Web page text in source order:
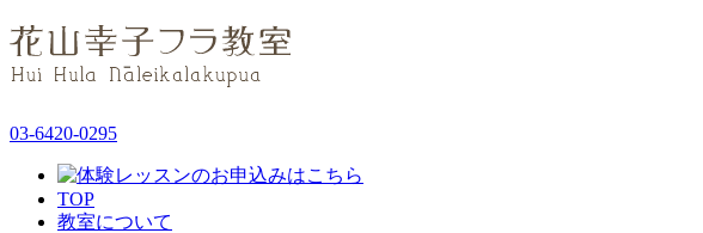
03-6420-0295
TOP
教室について